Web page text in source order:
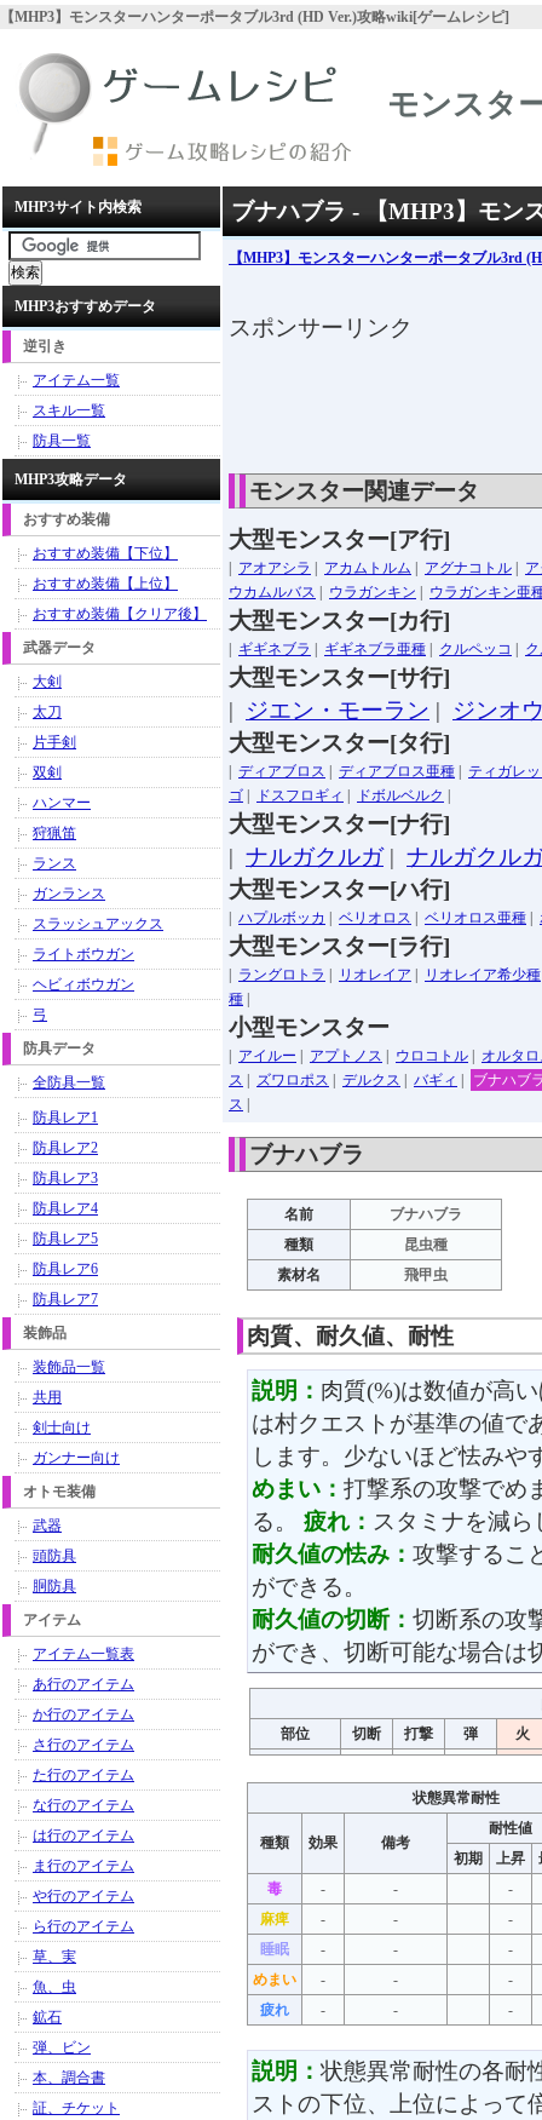
【MHP3】モンスターハンターポータブル3rd (HD Ver.)攻略wiki[ゲームレシピ]
モンスタ
ブナハブラ - 【MHP3】モン
【MHP3】モンスターハンターポータブル3rd
スポンサーリンク
モンスター関連データ
大型モンスター[ア行]
アオアシラ アカムトルム アグナコトル
ウカムルバス
ウラガンキン ウラガンキン亜
大型モンスター[カ行]
ギギネブラ ギギネブラ亜種 クルペッコ
大型モンスター[サ行]
| ジエン・モーラン | ジンオ
大型モンスター[タ行]
ディアブロス ディアブロス亜種
ティガレ
ゴ
ドスフロギィ ドボルベルク
大型モンスター[ナ行]
| ナルガクルガ| ナルガクル
大型モンスター[ハ行]
ハプルボッカ ベリオロス ベリオロス亜種
大型モンスター[ラ行]
ラングロトラ リオレイア リオレイア希少種
種
小型モンスター
アイルー アプトノス ウロコトル
オルタ
ス
ズワロポス デルクス バギィ
ブナハブ
ス
ブナハブラ
名前
ブナハブラ
種類
昆虫種
素材名
飛甲虫
肉質、耐久値、耐性
説明： 肉質(%)は数値が高
は村クエストが基準の値で
します。少ないほど怯みや
めまい： 打撃系の攻撃でめ
る。 疲れ： スタミナを減
耐久値の怯み： 攻撃するこ
ができる。
耐久値の切断： 切断系の攻
ができ、切断可能な場合は
部位
切断 打撃 弾 火
状態異常耐性
種類 効果 備考
耐性値
初期
上昇
毒
- -
-
麻痺
- -
-
睡眠
- -
-
めまい
- -
-
疲れ
- - -
説明： 状態異常耐性の各耐
ストの下位、上位によって
MHP3サイト内検索
MHP3おすすめデータ
逆引き
アイテム一覧
スキル一覧
防具一覧
MHP3攻略データ
おすすめ装備
おすすめ装備【下位】
おすすめ装備【上位】
おすすめ装備【クリア後】
武器データ
大剣
太刀
片手剣
双剣
ハンマー
狩猟笛
ランス
ガンランス
スラッシュアックス
ライトボウガン
ヘビィボウガン
弓
防具データ
全防具一覧
防具レア1
防具レア2
防具レア3
防具レア4
防具レア5
防具レア6
防具レア7
装飾品
装飾品一覧
共用
剣士向け
ガンナー向け
オトモ装備
武器
頭防具
胴防具
アイテム
アイテム一覧表
あ行のアイテム
か行のアイテム
さ行のアイテム
た行のアイテム
な行のアイテム
は行のアイテム
ま行のアイテム
や行のアイテム
ら行のアイテム
草、実
魚、虫
鉱石
弾、ビン
本、調合書
証、チケット